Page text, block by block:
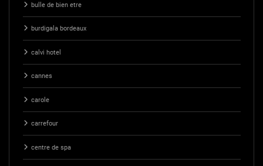
bulle de bien etre
burdigala bordeaux
calvi hotel
cannes
carole
carrefour
centre de spa